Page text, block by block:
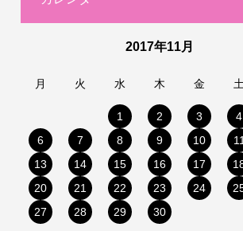
2017年11月
月 火 水 木 金 土
1 2 3 4
6
7 8 9 10 11
13
14 15 16 17
20
21 22 23 24
27
28 29 30